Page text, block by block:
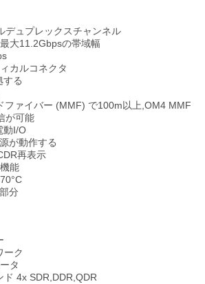
デュプレックスチャンネル
大11.2Gbpsの帯域幅
カルコネクタ
する
ファイバー (MMF) で100m以上,OM4 MMF
が可能
動I/O
が動作する
再表示
能
分
ーク
タ
ド 4x SDR,DDR,QDR